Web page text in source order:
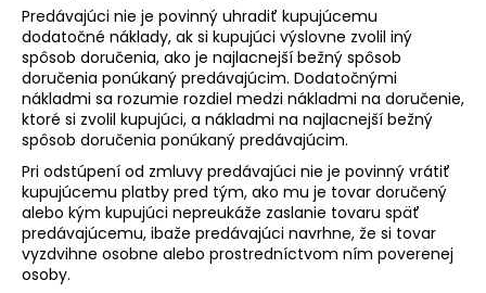
Predávajúci nie je povinný uhradiť kupujúcemu
dodatočné náklady, ak si kupujúci výslovne zvolil iný
spôsob doručenia, ako je najlacnejší bežný spôsob
doručenia ponúkaný predávajúcim. Dodatočnými
nákladmi sa rozumie rozdiel medzi nákladmi na doručenie,
ktoré si zvolil kupujúci, a nákladmi na najlacnejší bežný
spôsob doručenia ponúkaný predávajúcim.
Pri odstúpení od zmluvy predávajúci nie je povinný vrátiť
kupujúcemu platby pred tým, ako mu je tovar doručený
alebo kým kupujúci nepreukáže zaslanie tovaru späť
predávajúcemu, ibaže predávajúci navrhne, že si tovar
vyzdvihne osobne alebo prostredníctvom ním poverenej
osoby.